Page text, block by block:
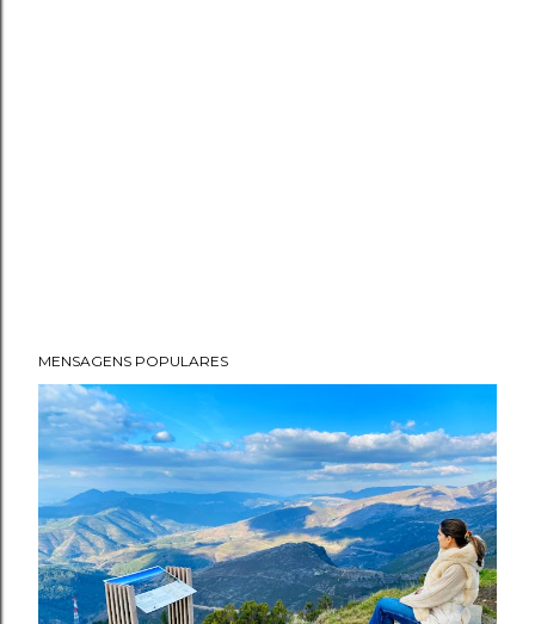
MENSAGENS POPULARES